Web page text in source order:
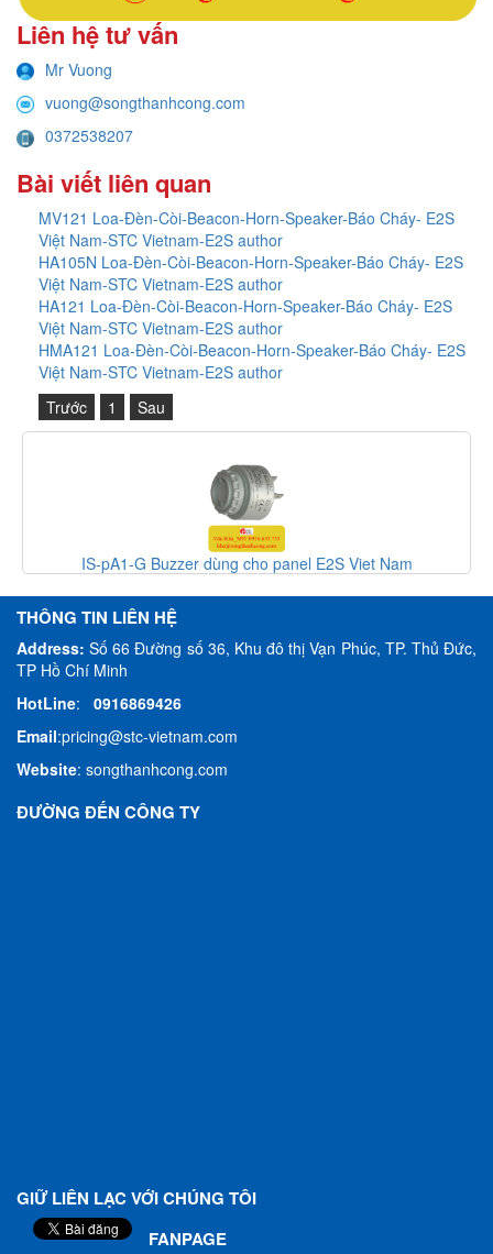
Liên hệ tư vấn
Mr Vuong
vuong@songthanhcong.com
0372538207
Bài viết liên quan
MV121 Loa-Đèn-Còi-Beacon-Horn-Speaker-Báo Cháy- E2S
Việt Nam-STC Vietnam-E2S author
HA105N Loa-Đèn-Còi-Beacon-Horn-Speaker-Báo Cháy- E2S
Việt Nam-STC Vietnam-E2S author
HA121 Loa-Đèn-Còi-Beacon-Horn-Speaker-Báo Cháy- E2S
Việt Nam-STC Vietnam-E2S author
HMA121 Loa-Đèn-Còi-Beacon-Horn-Speaker-Báo Cháy- E2S
Việt Nam-STC Vietnam-E2S author
Trước
1 Sau
IS-pA1-G Buzzer dùng cho panel E2S Viet Nam
THÔNG TIN LIÊN HỆ
Address:Số 66 Đường số 36, Khu đô thị Vạn Phúc, TP. Thủ Đức,
TP Hồ Chí Minh
HotLine: 0916869426
Email:pricing@stc-vietnam.com
Website: songthanhcong.com
ĐƯỜNG ĐẾN CÔNG TY
GIỮ LIÊN LẠC VỚI CHÚNG TÔI
FANPAGE